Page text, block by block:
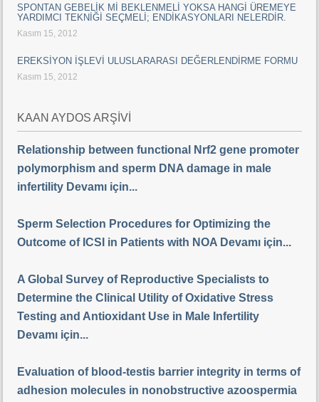
SPONTAN GEBELİK Mİ BEKLENMELİ YOKSA HANGİ ÜREMEYE
YARDIMCI TEKNİĞİ SEÇMELİ; ENDİKASYONLARI NELERDİR.
Kasım 15, 2012
EREKSİYON İŞLEVİ ULUSLARARASI DEĞERLENDİRME FORMU
Kasım 15, 2012
KAAN AYDOS ARŞİVİ
Relationship between functional Nrf2 gene promoter
polymorphism and sperm DNA damage in male
infertility Devamı için...
Sperm Selection Procedures for Optimizing the
Outcome of ICSI in Patients with NOA Devamı için...
A Global Survey of Reproductive Specialists to
Determine the Clinical Utility of Oxidative Stress
Testing and Antioxidant Use in Male Infertility
Devamı için...
Evaluation of blood-testis barrier integrity in terms of
adhesion molecules in nonobstructive azoospermia